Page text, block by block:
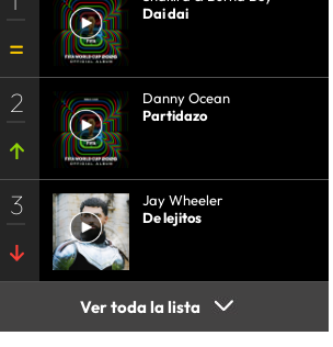
Dai dai
2
Danny Ocean
Partidazo
3
Jay Wheeler
De lejitos
Ver toda la lista